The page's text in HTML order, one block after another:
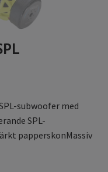
subwoofer med
SPL-
papperskonMassiv